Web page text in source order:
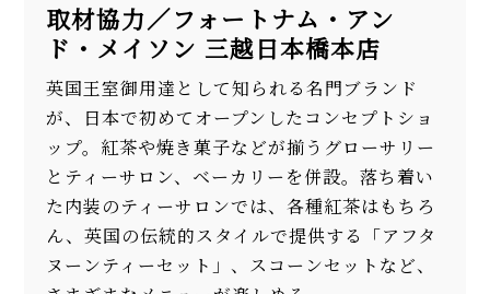
取材協力／フォートナム・アン
ド・メイソン 三越日本橋本店
英国王室御用達として知られる名門ブランド
が、日本で初めてオープンしたコンセプトショ
ップ。紅茶や焼き菓子などが揃うグローサリー
とティーサロン、ベーカリーを併設。落ち着い
た内装のティーサロンでは、各種紅茶はもちろ
ん、英国の伝統的スタイルで提供する「アフタ
ヌーンティーセット」、スコーンセットなど、